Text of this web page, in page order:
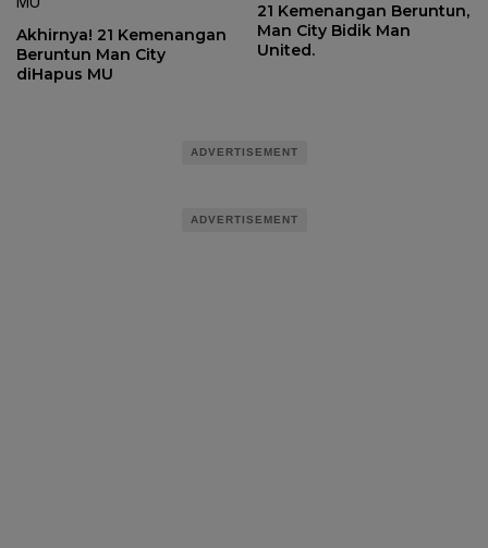
Akhirnya! 21 Kemenangan
Beruntun Man City
diHapus MU
21 Kemenangan Beruntun,
Man City Bidik Man
United.
ADVERTISEMENT
ADVERTISEMENT